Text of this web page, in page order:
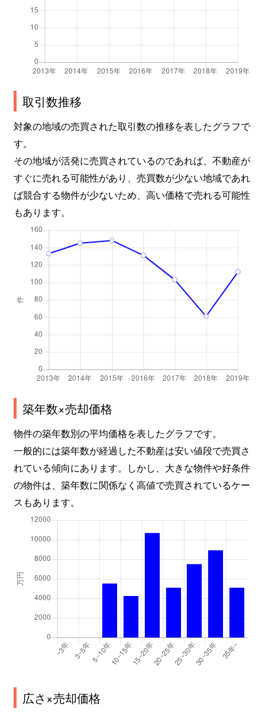
取引数推移
対象の地域の売買された取引数の推移を表したグラフで
す。
その地域が活発に売買されているのであれば、不動産が
すぐに売れる可能性があり、売買数が少ない地域であれ
ば競合する物件が少ないため、高い価格で売れる可能性
もあります。
築年数×売却価格
物件の築年数別の平均価格を表したグラフです。
一般的には築年数が経過した不動産は安い値段で売買さ
れている傾向にあります。しかし、大きな物件や好条件
の物件は、築年数に関係なく高値で売買されているケー
スもあります。
広さ×売却価格